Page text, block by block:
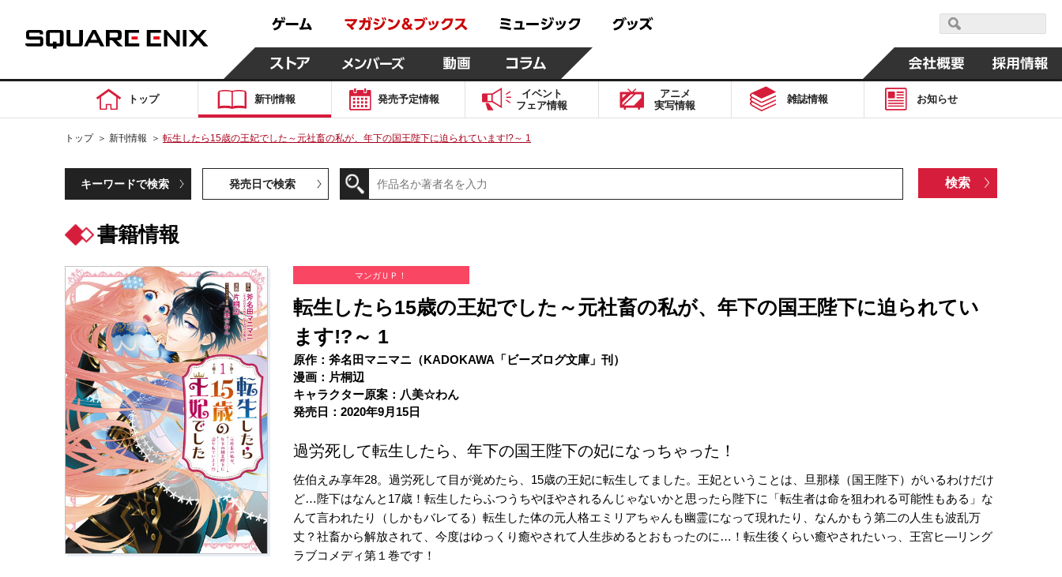
トップ 新刊情報 発売予定情報
イベント
フェア情報
アニメ
実写情報
雑誌情報 お知らせ
トップ ＞ 新刊情報 ＞ 転生したら15歳の王妃でした～元社畜の私が、年下の国王陛下に迫られています!?～ 1
キーワードで検索 発売日で検索
書籍情報
マンガＵＰ！
転生したら15歳の王妃でした～元社畜の私が、年下の国王陛下に迫られてい
ます!?～ 1
原作：斧名田マニマニ（KADOKAWA「ビーズログ文庫」刊）
漫画：片桐辺
キャラクター原案：八美☆わん
発売日：2020年9月15日
過労死して転生したら、年下の国王陛下の妃になっちゃった！
佐伯えみ享年28。過労死して目が覚めたら、15歳の王妃に転生してました。王妃ということは、旦那様（国王陛下）がいるわけだけ
ど…陛下はなんと17歳！転生したらふつうちやほやされるんじゃないかと思ったら陛下に「転生者は命を狙われる可能性もある」な
んて言われたり（しかもバレてる）転生した体の元人格エミリアちゃんも幽霊になって現れたり、なんかもう第二の人生も波乱万
丈？社畜から解放されて、今度はゆっくり癒やされて人生歩めるとおもったのに…！転生後くらい癒やされたいっ、王宮ヒ―リング
ラブコメディ第１巻です！